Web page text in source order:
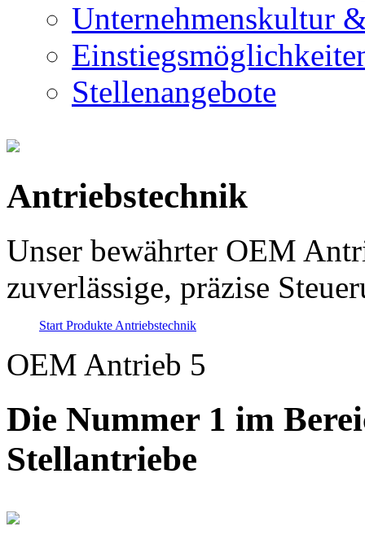
Unternehmenskultur
Stellenangebote
Antriebstechnik
Unser bewährter OEM
zuverlässige, präzise
Start Produkte Antriebstechnik
OEM Antrieb 5
Die Nummer 1 im
Stellantriebe